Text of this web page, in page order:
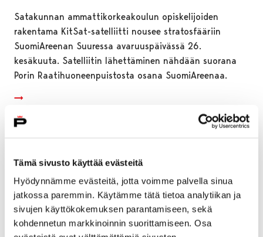
Tämä sivusto käyttää evästeitä
Hyödynnämme evästeitä, jotta voimme palvella sinua
jatkossa paremmin. Käytämme tätä tietoa analytiikan ja
sivujen käyttökokemuksen parantamiseen, sekä
kohdennetun markkinoinnin suorittamiseen. Osa
Satakunnan ammattikorkeakoulun opiskelijoiden
rakentama KitSat-satelliitti nousee stratosfääriin
SuomiAreenan Suuressa avaruuspäivässä 26.
kesäkuuta. Satelliitin lähettäminen nähdään suorana
Porin Raatihuoneenpuistosta osana SuomiAreenaa.